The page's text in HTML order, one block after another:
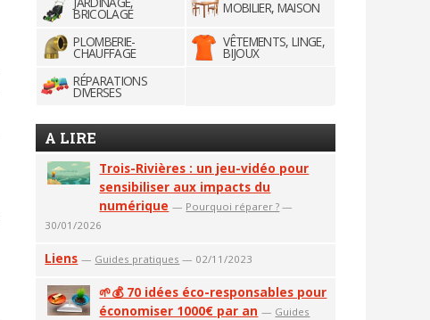
BRICOLAGE
MOBILIER, MAISON
PLOMBERIE-
CHAUFFAGE
VÊTEMENTS, LINGE,
BIJOUX
RÉPARATIONS
DIVERSES
A LIRE
Trois-Rivières : un jeu-vidéo pour
sensibiliser aux impacts du
numérique — Pourquoi réparer ? —
30/01/2026
Liens — Guides pratiques — 02/11/2023
🌱💰 70 idées éco-responsables pour
économiser 1000€ par an — Guides